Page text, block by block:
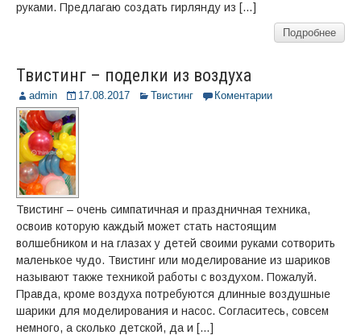
руками. Предлагаю создать гирлянду из […]
Подробнее
Твистинг – поделки из воздуха
admin 17.08.2017 Твистинг Коментарии
Твистинг – очень симпатичная и праздничная техника,
освоив которую каждый может стать настоящим
волшебником и на глазах у детей своими руками сотворить
маленькое чудо. Твистинг или моделирование из шариков
называют также техникой работы с воздухом. Пожалуй.
Правда, кроме воздуха потребуются длинные воздушные
шарики для моделирования и насос. Согласитесь, совсем
немного, а сколько детской, да и […]